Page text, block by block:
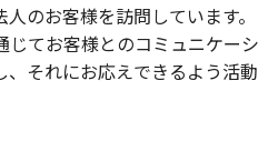
のお客様を訪問しています。
じてお客様とのコミュニケーシ
、それにお応えできるよう活動